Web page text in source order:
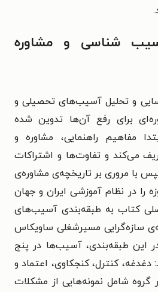
شناسی و مشاوره
و تحلیل آسیب‌های تحصیلی و
برای رفع آن‌ها تدوین شده
مفاهیم راهنمایی، مشاوره و
می‌کند و تفاوت‌ها و اشتراکات
با مروری بر تاریخچه‌ی مشاوره‌ی
را در نظام آموزشی ایران و جهان
کتاب به طبقه‌بندی آسیب‌های
سازه‌گرایی مسیرشغلی ساویکاس
این طبقه‌بندی، آسیب‌ها در پنج
دغدغه، کنترل، کنجکاوی، اعتماد و
شامل نمونه‌هایی از مشکلات